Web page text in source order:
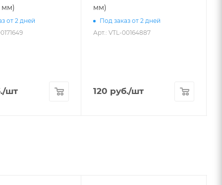
мм)
от 2 дней
/шт
мм)
Под заказ от 2 дней
Арт.: VTL-00164887
120 руб./шт